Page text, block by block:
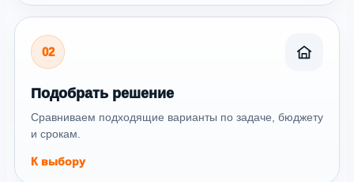
02
Подобрать решение
Сравниваем подходящие варианты по задаче, бюджету
и срокам.
К выбору